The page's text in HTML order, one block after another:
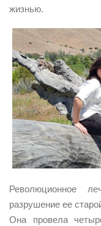
жизнью.
Революционное
разрушение ее
Она провела